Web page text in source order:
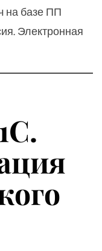
на базе ПП
Электронная